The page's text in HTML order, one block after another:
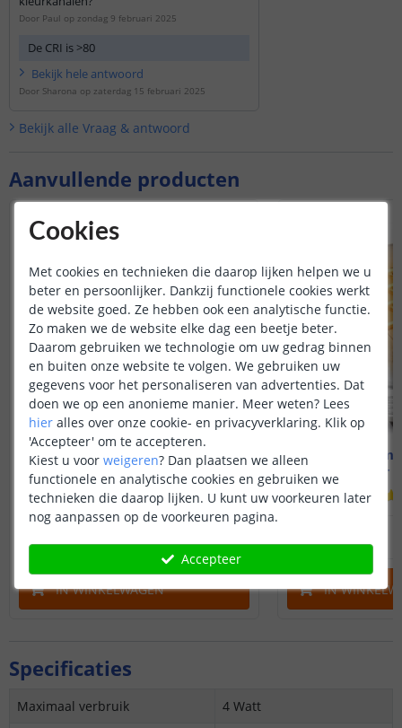
Aanvullende producten
Zigbee lamp - E27 fitting
4 watt - Dual white
IN WINKELWAGEN
Zigbee
4 watt -
IN
Door Paul op zondag 9 februari 2025
De CRI is >80
Bekijk hele antwoord
Door Sharona op zaterdag 15 februari 2025
Bekijk alle Vraag & antwoord
Specificaties
Maximaal verbruik
4 Watt
Cookies
Met cookies en technieken die daarop lijken helpen we u
beter en persoonlijker. Dankzij functionele cookies werkt
de website goed. Ze hebben ook een analytische functie.
Zo maken we de website elke dag een beetje beter.
Daarom gebruiken we technologie om uw gedrag binnen
en buiten onze website te volgen. We gebruiken uw
gegevens voor het personaliseren van advertenties. Dat
doen we op een anonieme manier. Meer weten? Lees
hier alles over onze cookie- en privacyverklaring. Klik op
'Accepteer' om te accepteren.
Kiest u voor weigeren? Dan plaatsen we alleen
functionele en analytische cookies en gebruiken we
technieken die daarop lijken. U kunt uw voorkeuren later
nog aanpassen op de voorkeuren pagina.
Accepteer